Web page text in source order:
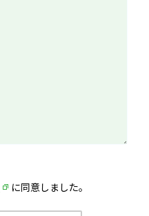
に同意しました。